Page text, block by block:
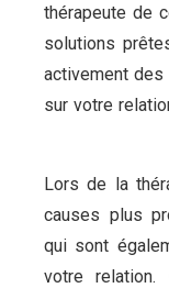
thérapeute de
solutions
activement
sur votre
Lors de la
causes plus
qui sont
votre